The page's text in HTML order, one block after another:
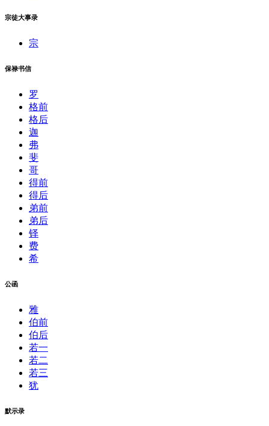
宗徒大事录
宗
保禄书信
罗
格前
格后
迦
弗
斐
哥
得前
得后
弟前
弟后
铎
费
希
公函
雅
伯前
伯后
若一
若二
若三
犹
默示录